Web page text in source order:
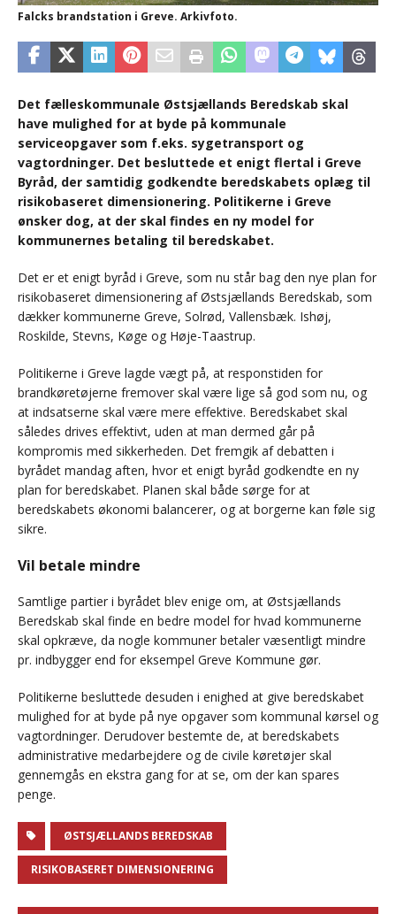
Falcks brandstation i Greve. Arkivfoto.
Det fælleskommunale Østsjællands Beredskab skal
have mulighed for at byde på kommunale
serviceopgaver som f.eks. sygetransport og
vagtordninger. Det besluttede et enigt flertal i Greve
Byråd, der samtidig godkendte beredskabets oplæg til
risikobaseret dimensionering. Politikerne i Greve
ønsker dog, at der skal findes en ny model for
kommunernes betaling til beredskabet.
Det er et enigt byråd i Greve, som nu står bag den nye plan for
risikobaseret dimensionering af Østsjællands Beredskab, som
dækker kommunerne Greve, Solrød, Vallensbæk. Ishøj,
Roskilde, Stevns, Køge og Høje-Taastrup.
Politikerne i Greve lagde vægt på, at responstiden for
brandkøretøjerne fremover skal være lige så god som nu, og
at indsatserne skal være mere effektive. Beredskabet skal
således drives effektivt, uden at man dermed går på
kompromis med sikkerheden. Det fremgik af debatten i
byrådet mandag aften, hvor et enigt byråd godkendte en ny
plan for beredskabet. Planen skal både sørge for at
beredskabets økonomi balancerer, og at borgerne kan føle sig
sikre.
Vil betale mindre
Samtlige partier i byrådet blev enige om, at Østsjællands
Beredskab skal finde en bedre model for hvad kommunerne
skal opkræve, da nogle kommuner betaler væsentligt mindre
pr. indbygger end for eksempel Greve Kommune gør.
Politikerne besluttede desuden i enighed at give beredskabet
mulighed for at byde på nye opgaver som kommunal kørsel og
vagtordninger. Derudover bestemte de, at beredskabets
administrative medarbejdere og de civile køretøjer skal
gennemgås en ekstra gang for at se, om der kan spares
penge.
ØSTSJÆLLANDS BEREDSKAB
RISIKOBASERET DIMENSIONERING